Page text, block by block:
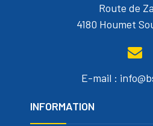
Route de
4180 Houmet
E-mail :
INFORMATION